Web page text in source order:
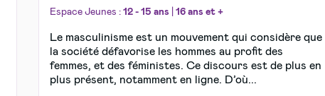
Espace Jeunes : 12 - 15 ans 16 ans et +
Le masculinisme est un mouvement qui considère que
la société défavorise les hommes au profit des
femmes, et des féministes. Ce discours est de plus en
plus présent, notamment en ligne. D’où...